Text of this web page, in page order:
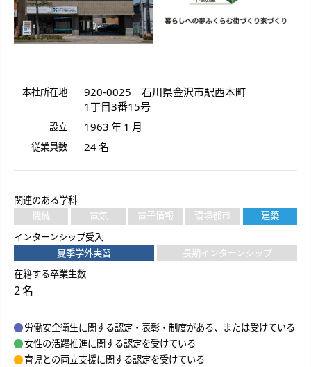
本社所在地 920-0025 石川県金沢市駅西本町
1丁目3番15号
設立 1963 年 1 月
従業員数 24 名
関連のある学科
機械
電気 電子情報 環境都市
建築
インターンシップ受入
夏季学外実習
長期インターンシップ
在籍する卒業生数
2 名
労働安全衛生に関する認定・表彰・制度がある、または受けている
女性の活躍推進に関する認定を受けている
育児との両立支援に関する認定を受けている